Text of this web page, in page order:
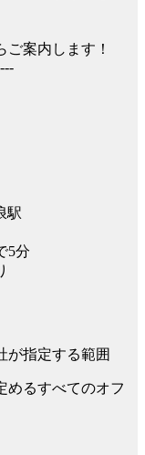
案内します！
駅
5分
が指定する範囲
めるすべてのオフ